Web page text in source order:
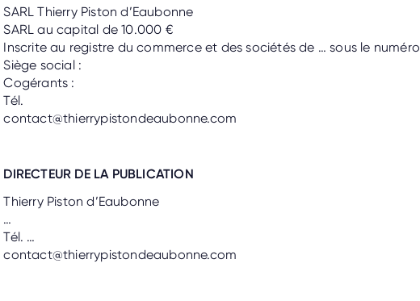
SARL Thierry Piston d’Eaubonne
SARL au capital de 10.000 €
Inscrite au registre du commerce et des sociétés de … sous le numéro
Siège social :
Cogérants :
Tél.
contact@thierrypistondeaubonne.com
DIRECTEUR DE LA PUBLICATION
Thierry Piston d’Eaubonne
…
Tél. …
contact@thierrypistondeaubonne.com